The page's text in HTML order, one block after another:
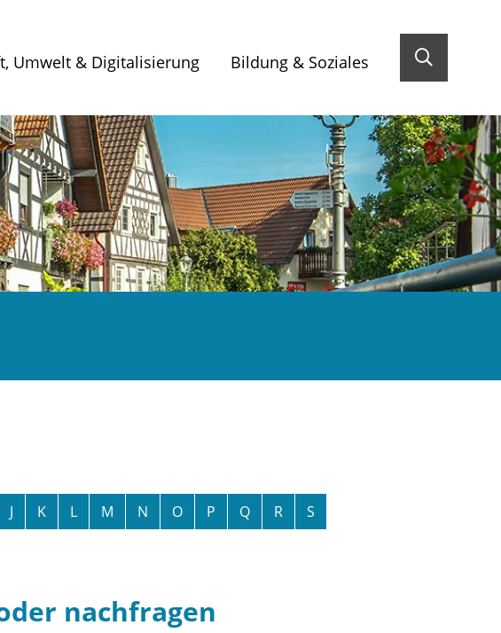
Umwelt & Digitalisierung Bildung & Soziales
J K L M N O P Q R
S
nachfragen